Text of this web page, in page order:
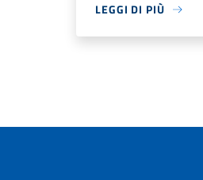
LEGGI DI PIÙ